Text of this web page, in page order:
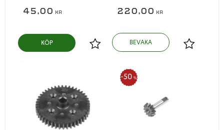
45,00 KR
Lägg till i favoriter
KÖP
220,00 KR
Lägg till i
50 %